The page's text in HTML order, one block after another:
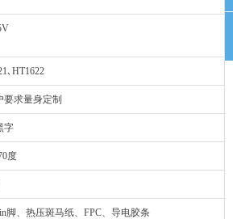
､HT1622
要求量身定制
字
度
脚、热压斑马纸、FPC、导电胶条